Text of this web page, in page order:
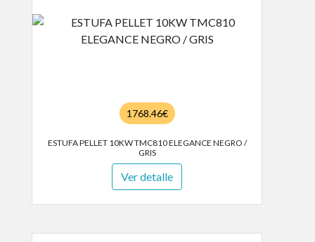
1768.46€
ESTUFA PELLET 10KW TMC810 ELEGANCE NEGRO /
GRIS
Ver detalle